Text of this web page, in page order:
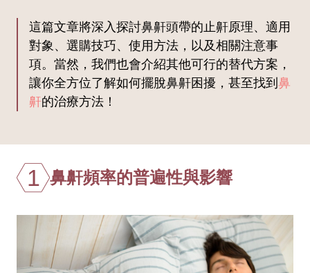
這篇文章將深入探討鼻鼾頭帶的止鼾原理、適用
對象、選購技巧、使用方法，以及相關注意事
項。當然，我們也會介紹其他可行的替代方案，
讓你全方位了解如何擺脫鼻鼾困擾，甚至找到 鼻
鼾的治療方法！
1 鼻鼾頻率的普遍性與影響